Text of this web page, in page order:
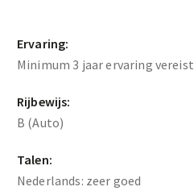
Ervaring:
Minimum 3 jaar ervaring vereist
Rijbewijs:
B (Auto)
Talen:
Nederlands: zeer goed